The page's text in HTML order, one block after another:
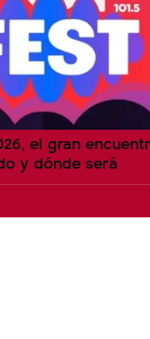
el gran
y dónde será